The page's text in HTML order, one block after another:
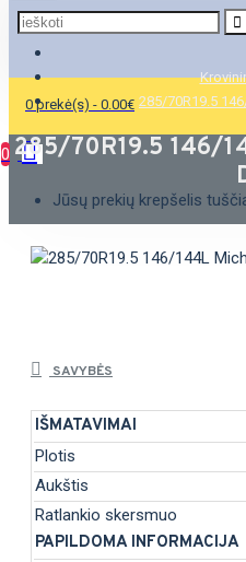
0 prekė(s) - 0.00€
0
Jūsų prekių krepšelis
285/70R19.5
285/70R19.5 146/
SAVYBĖS
IŠMATAVIMAI
Plotis
Aukštis
Ratlankio skersmuo
PAPILDOMA INFORMACIJA